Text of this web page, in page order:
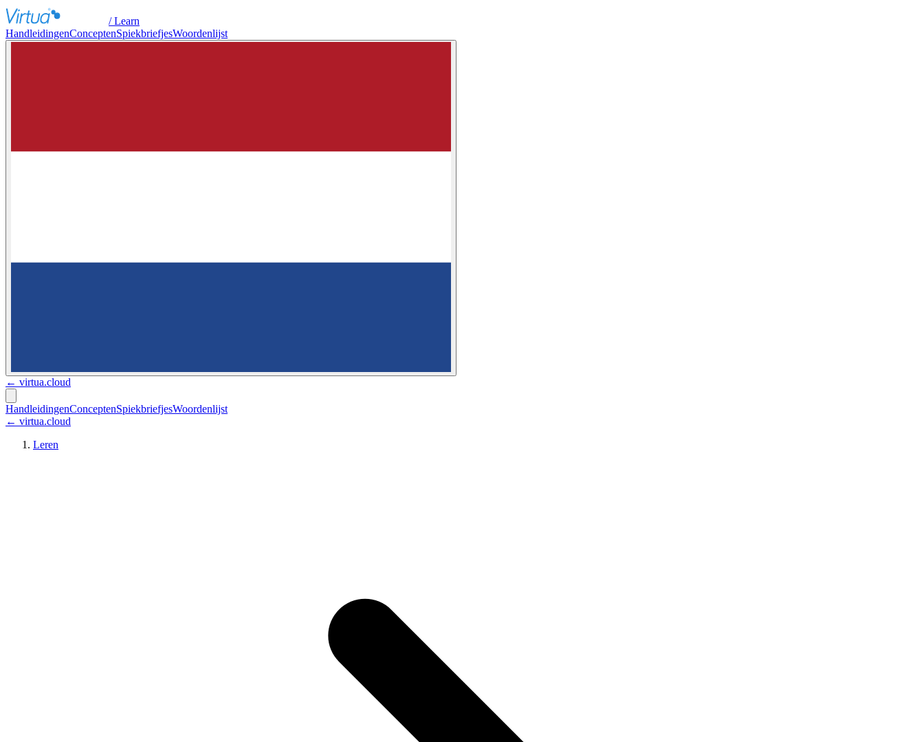
/ Learn
HandleidingenConceptenSpiekbriefjesWoordenlijst
← virtua.cloud
HandleidingenConceptenSpiekbriefjesWoordenlijst
← virtua.cloud
Leren